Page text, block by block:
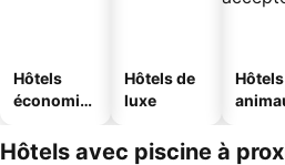
Hôtels
économiq
Hôtels de
luxe
Hôtels
Hôtels avec piscine à